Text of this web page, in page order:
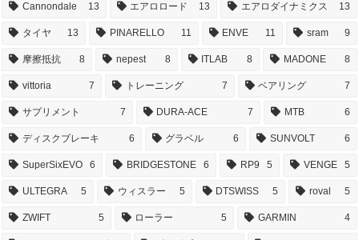
Cannondale 13 エアロロード 13 エアロダイナミクス 13
タイヤ 13 PINARELLO 11 ENVE 11 sram 9
摩擦抵抗 8 nepest 8 ITLAB 8 MADONE 8
vittoria 7 トレーニング 7 ベアリング 7
サプリメント 7 DURA-ACE 7 MTB 6
ディスクブレーキ 6 グラベル 6 SUNVOLT 6
SuperSixEVO 6 BRIDGESTONE 6 RP9 5 VENGE 5
ULTEGRA 5 ウィスラー 5 DTSWISS 5 roval 5
ZWIFT 5 ローラー 5 GARMIN 4